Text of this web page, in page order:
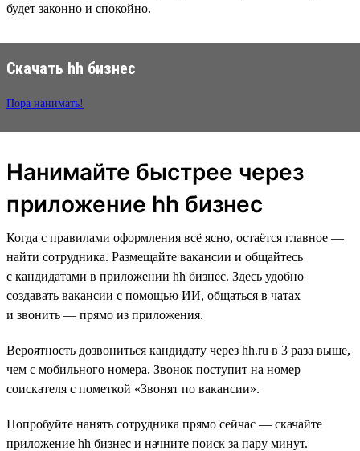
будет законно и спокойно.
Скачать hh бизнес
Пора нанимать!
Нанимайте быстрее через
приложение hh бизнес
Когда с правилами оформления всё ясно, остаётся главное —
найти сотрудника. Размещайте вакансии и общайтесь
с кандидатами в приложении hh бизнес. Здесь удобно
создавать вакансии с помощью ИИ, общаться в чатах
и звонить — прямо из приложения.
Вероятность дозвониться кандидату через hh.ru в 3 раза выше,
чем с мобильного номера. Звонок поступит на номер
соискателя с пометкой «Звонят по вакансии».
Попробуйте нанять сотрудника прямо сейчас — скачайте
приложение hh бизнес и начните поиск за пару минут.